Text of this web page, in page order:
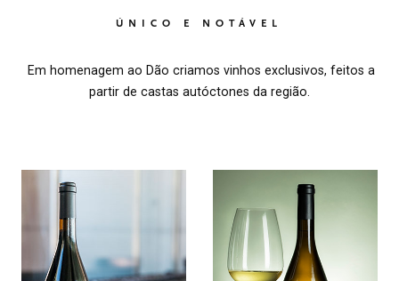
ÚNICO E NOTÁVEL
Em homenagem ao Dão criamos vinhos exclusivos, feitos a
partir de castas autóctones da região.